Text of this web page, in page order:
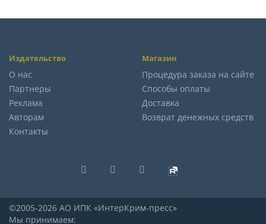
Издательство
О нас
Партнеры
Реклама
Авторам
Контакты
Магазин
Процедура заказа на сайте
Способы оплаты
Доставка
Возврат денежных средств
©2005-2026 АО ИПК «ИнтерКрим-пресс»
Мы принимаем: